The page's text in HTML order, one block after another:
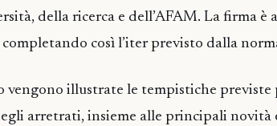
della ricerca e dell’AFAM. La firma
così l’iter previsto dalla
vengono illustrate le tempistiche previste
arretrati, insieme alle principali